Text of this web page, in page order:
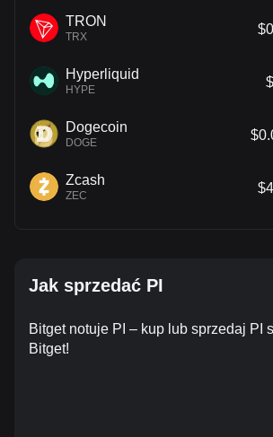
TRON
TRX
Hyperliquid
HYPE
Dogecoin
DOGE
Zcash
ZEC
Jak sprzedać PI
Bitget notuje PI – kup lub sprzedaj PI
Bitget!